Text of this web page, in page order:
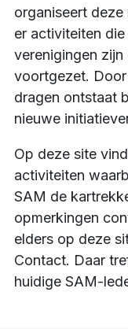
organiseert
er activiteiten
verenigingen
voortgezet.
dragen ontstaat
nieuwe
Op deze site
activiteiten
SAM de
opmerkingen
elders op deze
Contact. Daar
huidige SAM-